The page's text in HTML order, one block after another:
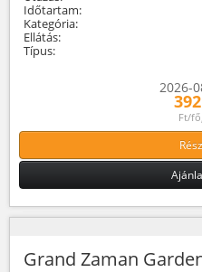
Időtartam:
Kategória:
Ellátás:
Típus:
2026-
Ft/
Grand Zaman